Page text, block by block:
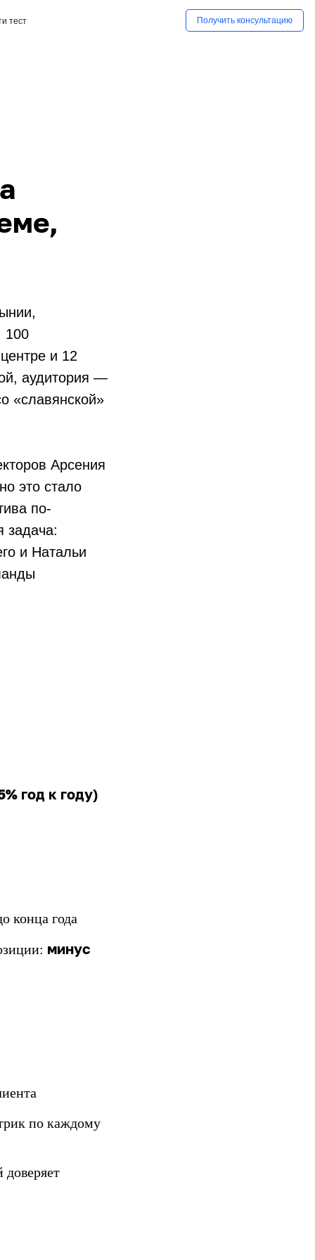
Получить консультацию
тест
100
и 12
аудитория —
«славянской»
Арсения
это стало
по-
задача:
и Натальи
год к году)
конца года
минус
по каждому
доверяет